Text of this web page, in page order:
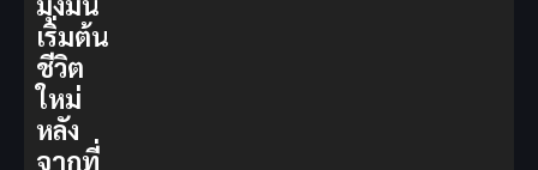
เริ่มต้น
ชีวิต
ใหม่
หลัง
จากที่